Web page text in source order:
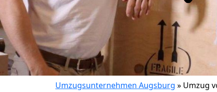
Umzugsunternehmen Augsburg » Umzug